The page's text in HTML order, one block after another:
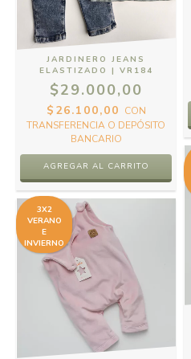
JARDINERO JEANS
ELASTIZADO | VR184
$29.000,00
$26.100,00 CON
TRANSFERENCIA O DEPÓSITO
BANCARIO
AGREGAR AL CARRITO
3X2
VERANO
E
INVIERNO